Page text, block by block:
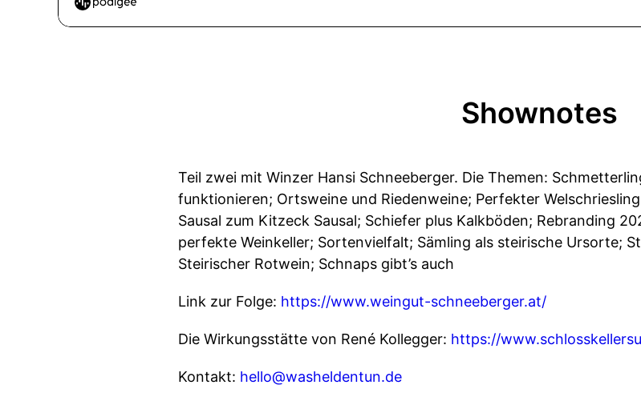
Shownotes
Teil zwei mit Winzer Hansi Schneeberger. Die Themen:
funktionieren; Ortsweine und Riedenweine; Perfekter
Sausal zum Kitzeck Sausal; Schiefer plus Kalkböden; Rebranding
perfekte Weinkeller; Sortenvielfalt; Sämling als steirische Ursorte;
Steirischer Rotwein; Schnaps gibt’s auch
Link zur Folge: https://www.weingut-schneeberger.at/
Die Wirkungsstätte von René Kollegger: https://
Kontakt: hello@washeldentun.de